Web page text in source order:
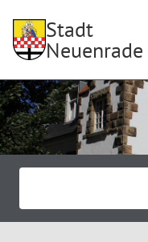
Stadt
Neuenrade